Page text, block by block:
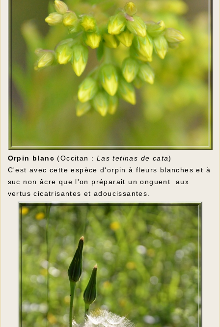
Orpin blanc(Occitan : Las tetinas de cata)
C'est avec cette espèce d'orpin à fleurs blanches et à
suc non âcre que l'on préparait un onguent aux
vertus cicatrisantes et adoucissantes.